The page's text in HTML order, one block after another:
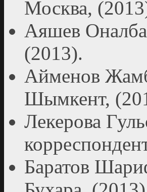
Москва,
Аяшев
(2013).
Айменов
Шымкент,
Лекерова
Баратов